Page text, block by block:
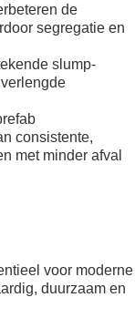
de
segregatie en
slump-
consistente,
met minder afval
voor moderne
duurzaam en